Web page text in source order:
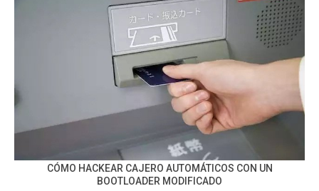
CÓMO HACKEAR CAJERO AUTOMÁTICOS CON UN
BOOTLOADER MODIFICADO